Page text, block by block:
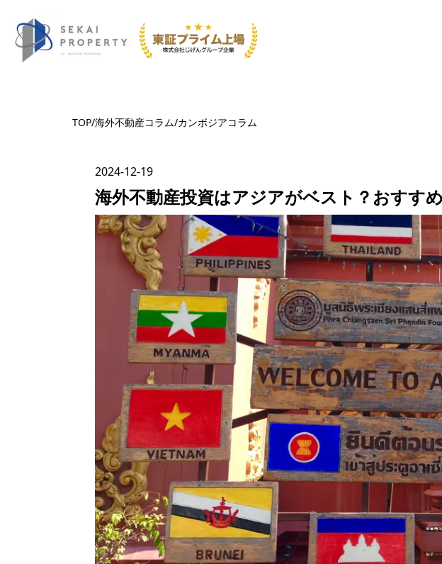
TOP/海外不動産コラム/カンボジアコラム
2024-12-19
海外不動産投資はアジアがベスト？おすす